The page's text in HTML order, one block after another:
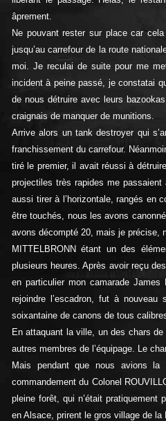
âprement.
Ne pouvant rester sur place car
jusqu’au carrefour de la route
moi. Je reculai de suite pour me
incident à peine passé, je constatai
de nous détruire avec leurs
craignais de manquer de munitions.
Arrive alors un tank destroyer qui
franchissement du carrefour.
tiré le premier, il avait réussi à
projectiles très rapides me
aussi tirer à l’horizontale, rangés en
être touchés, nous les avons
avons décompté 20, mais je précise,
MITTELBRONN étant un des
plusieurs heures. Après avoir reçu
en particulier mon camarade
rejoindre l’escadron, fut à
soixantaine de canons de tous
En attaquant la ville, un des chars
autres membres de l’équipage. Le
Mais pendant que nous avions
commandement du Colonel
pleine forêt, qui n’était pratiquement
en Alsace, prirent le gros village de la